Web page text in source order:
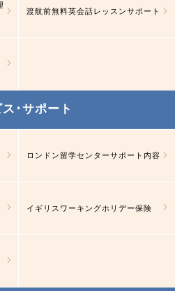
渡航前無料英会話レッスンサポート
･サポート
ロンドン留学センターサポート内容
イギリスワーキングホリデー保険